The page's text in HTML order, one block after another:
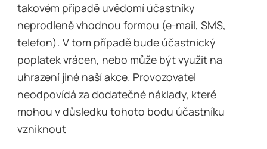
takovém případě uvědomí účastníky
neprodleně vhodnou formou (e-mail, SMS,
telefon). V tom případě bude účastnický
poplatek vrácen, nebo může být využit na
uhrazení jiné naší akce. Provozovatel
neodpovídá za dodatečné náklady, které
mohou v důsledku tohoto bodu účastníku
vzniknout